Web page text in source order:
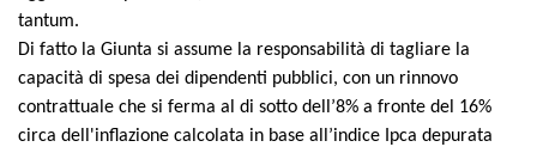
tantum.
Di fatto la Giunta si assume la responsabilità di tagliare la
capacità di spesa dei dipendenti pubblici, con un rinnovo
contrattuale che si ferma al di sotto dell’8% a fronte del 16%
circa dell'inflazione calcolata in base all’indice Ipca depurata